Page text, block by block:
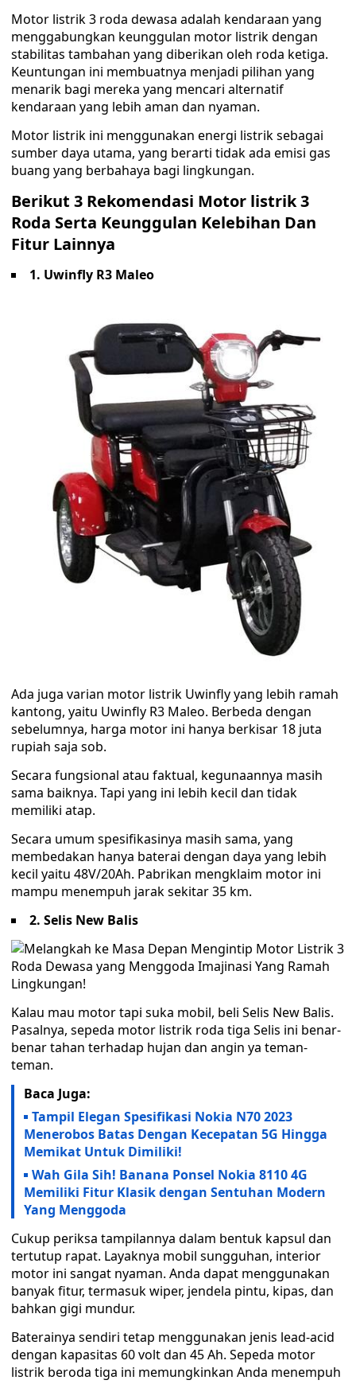
Motor listrik 3 roda dewasa adalah kendaraan yang
menggabungkan keunggulan motor listrik dengan
stabilitas tambahan yang diberikan oleh roda ketiga.
Keuntungan ini membuatnya menjadi pilihan yang
menarik bagi mereka yang mencari alternatif
kendaraan yang lebih aman dan nyaman.
Motor listrik ini menggunakan energi listrik sebagai
sumber daya utama, yang berarti tidak ada emisi gas
buang yang berbahaya bagi lingkungan.
Berikut 3 Rekomendasi Motor listrik 3
Roda Serta Keunggulan Kelebihan Dan
Fitur Lainnya
1. Uwinfly R3 Maleo
Ada juga varian motor listrik Uwinfly yang lebih ramah
kantong, yaitu Uwinfly R3 Maleo. Berbeda dengan
sebelumnya, harga motor ini hanya berkisar 18 juta
rupiah saja sob.
Secara fungsional atau faktual, kegunaannya masih
sama baiknya. Tapi yang ini lebih kecil dan tidak
memiliki atap.
Secara umum spesifikasinya masih sama, yang
membedakan hanya baterai dengan daya yang lebih
kecil yaitu 48V/20Ah. Pabrikan mengklaim motor ini
mampu menempuh jarak sekitar 35 km.
2. Selis New Balis
Kalau mau motor tapi suka mobil, beli Selis New Balis.
Pasalnya, sepeda motor listrik roda tiga Selis ini benar-
benar tahan terhadap hujan dan angin ya teman-
teman.
Baca Juga:
Tampil Elegan Spesifikasi Nokia N70 2023
Menerobos Batas Dengan Kecepatan 5G Hingga
Memikat Untuk Dimiliki!
Wah Gila Sih! Banana Ponsel Nokia 8110 4G
Memiliki Fitur Klasik dengan Sentuhan Modern
Yang Menggoda
Cukup periksa tampilannya dalam bentuk kapsul dan
tertutup rapat. Layaknya mobil sungguhan, interior
motor ini sangat nyaman. Anda dapat menggunakan
banyak fitur, termasuk wiper, jendela pintu, kipas, dan
bahkan gigi mundur.
Baterainya sendiri tetap menggunakan jenis lead-acid
dengan kapasitas 60 volt dan 45 Ah. Sepeda motor
listrik beroda tiga ini memungkinkan Anda menempuh